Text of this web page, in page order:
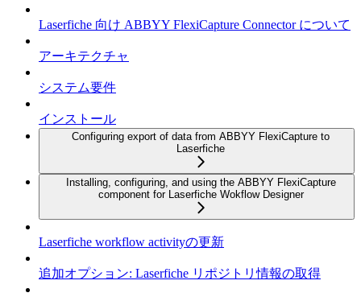
Laserfiche 向け ABBYY FlexiCapture Connector について
アーキテクチャ
システム要件
インストール
Configuring export of data from ABBYY FlexiCapture to
Laserfiche
Installing, configuring, and using the ABBYY FlexiCapture
component for Laserfiche Wokflow Designer
Laserfiche workflow activityの更新
追加オプション: Laserfiche リポジトリ情報の取得